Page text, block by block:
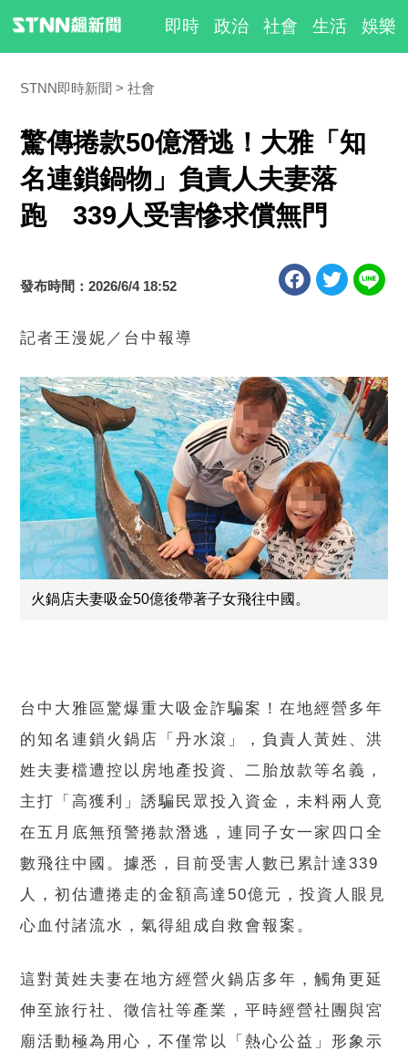
即時 政治 社會 生活 娛樂
STNN即時新聞 社會
驚傳捲款50億潛逃！大雅「知
名連鎖鍋物」負責人夫妻落
跑 339人受害慘求償無門
發布時間：2026/6/4 18:52
記者王漫妮／台中報導
火鍋店夫妻吸金50億後帶著子女飛往中國。
台中大雅區驚爆重大吸金詐騙案！在地經營多年
的知名連鎖火鍋店「丹水滾」，負責人黃姓、洪
姓夫妻檔遭控以房地產投資、二胎放款等名義，
主打「高獲利」誘騙民眾投入資金，未料兩人竟
在五月底無預警捲款潛逃，連同子女一家四口全
數飛往中國。據悉，目前受害人數已累計達339
人，初估遭捲走的金額高達50億元，投資人眼見
心血付諸流水，氣得組成自救會報案。
這對黃姓夫妻在地方經營火鍋店多年，觸角更延
伸至旅行社、徵信社等產業，平時經營社團與宮
廟活動極為用心，不僅常以「熱心公益」形象示